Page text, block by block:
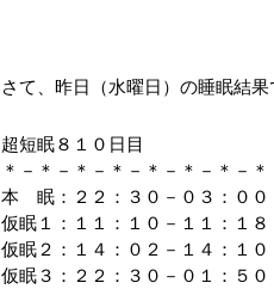
さて、昨日（水曜日）の睡眠結果
超短眠８１０日目
＊－＊－＊－＊－＊－＊－＊－
本 眠：２２：３０－０３：００
仮眠１：１１：１０－１１：１
仮眠２：１４：０２－１４：１
仮眠３：２２：３０－０１：５